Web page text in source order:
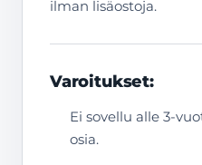
ilman lisäostoja.
Varoitukset:
Ei sovellu alle 3-
osia.